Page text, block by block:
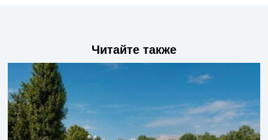
Читайте также